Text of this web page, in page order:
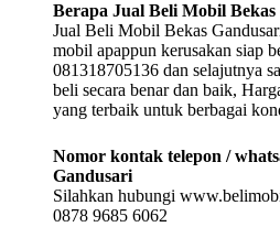
Berapa Jual Beli Mobil Bekas
Jual Beli Mobil Bekas
mobil apappun kerusakan siap
081318705136 dan selajutnya
beli secara benar dan baik,
yang terbaik untuk berbagai
Nomor kontak telepon /
Gandusari
Silahkan hubungi
0878 9685 6062